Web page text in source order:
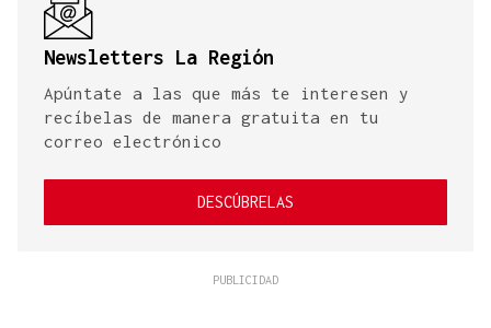
Newsletters La Región
Apúntate a las que más te interesen y
recíbelas de manera gratuita en tu
correo electrónico
DESCÚBRELAS